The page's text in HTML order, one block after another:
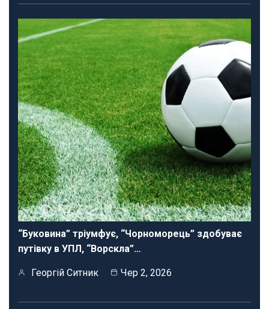
“Буковина” тріумфує, “Чорноморець” здобуває
путівку в УПЛ, “Ворскла”…
Георгій Ситник Чер 2, 2026